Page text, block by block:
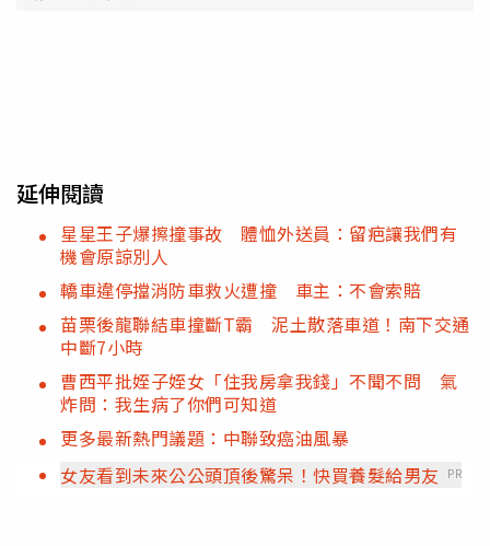
延伸閱讀
星星王子爆擦撞事故 體恤外送員：留疤讓我們有
機會原諒別人
轎車違停擋消防車救火遭撞 車主：不會索賠
苗栗後龍聯結車撞斷T霸 泥土散落車道！南下交通
中斷7小時
曹西平批姪子姪女「住我房拿我錢」不聞不問 氣
炸問：我生病了你們可知道
更多最新熱門議題：中聯致癌油風暴
女友看到未來公公頭頂後驚呆！快買養髮給男友
PR